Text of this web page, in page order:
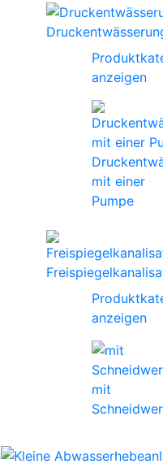
anzeigen
mit einer
Pumpe
anzeigen
mit